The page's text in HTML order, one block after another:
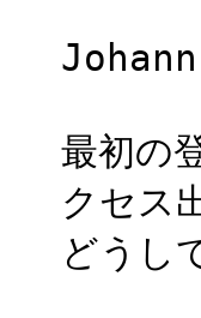
Johann
最初の
クセス
どうし